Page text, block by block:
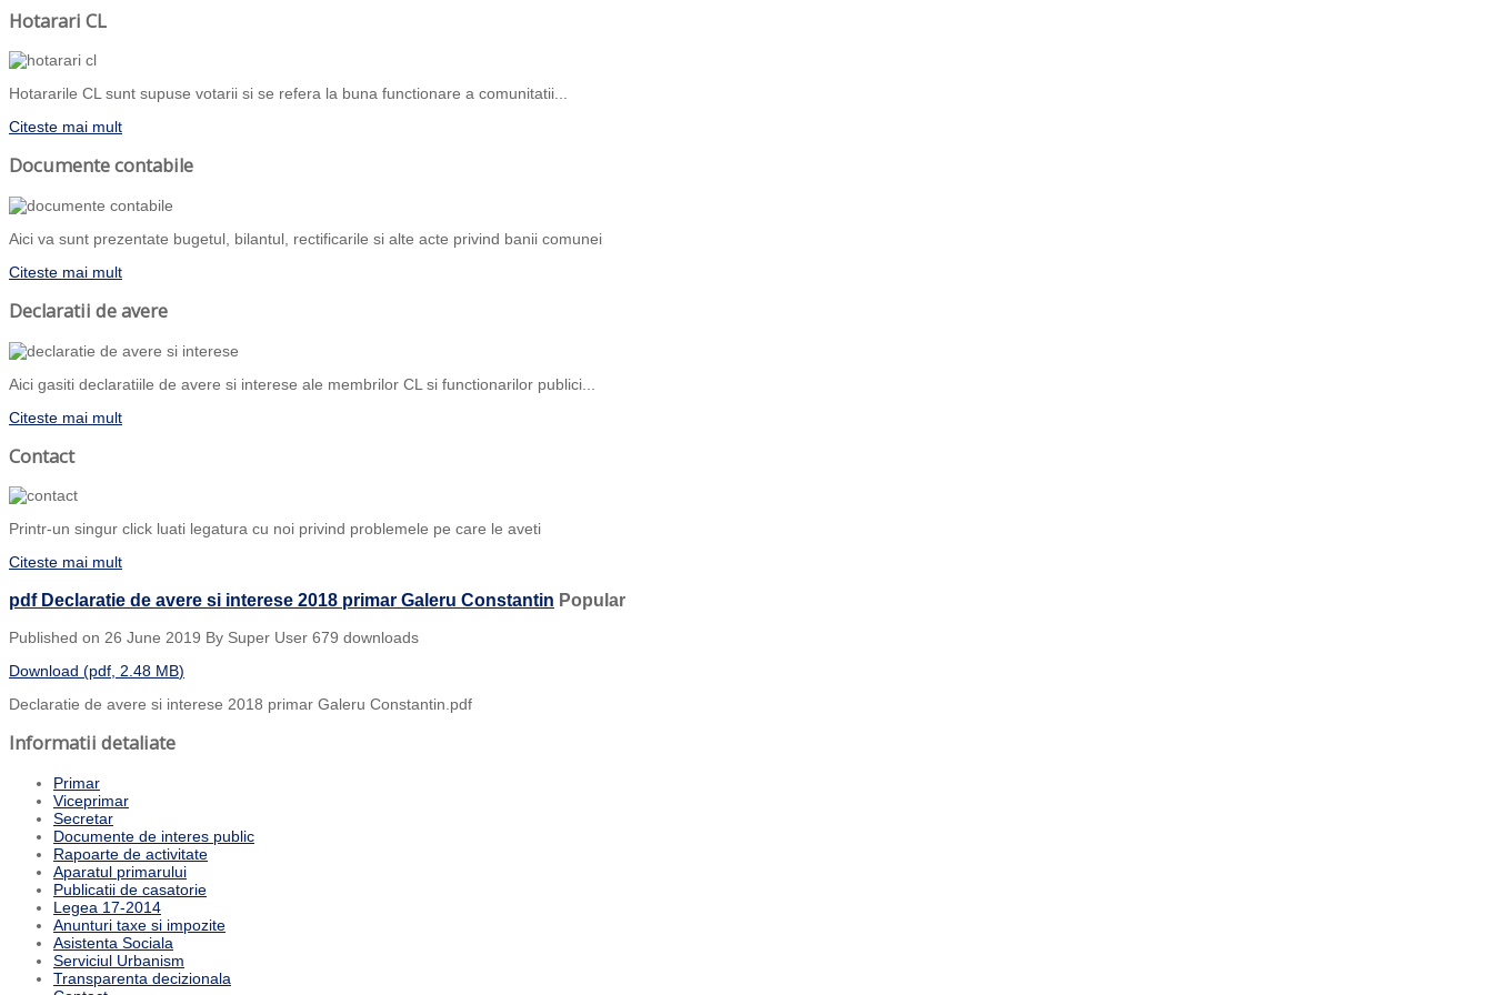
Hotarari CL
Hotararile CL sunt supuse votarii si se refera la buna functionare a comunitatii...
Citeste mai mult
Documente contabile
Aici va sunt prezentate bugetul, bilantul, rectificarile si alte acte privind banii comunei
Citeste mai mult
Declaratii de avere
Aici gasiti declaratiile de avere si interese ale membrilor CL si functionarilor publici...
Citeste mai mult
Contact
Printr-un singur click luati legatura cu noi privind problemele pe care le aveti
Citeste mai mult
pdf Declaratie de avere si interese 2018 primar Galeru Constantin Popular
Published on 26 June 2019 By Super User 679 downloads
Download (pdf, 2.48 MB)
Declaratie de avere si interese 2018 primar Galeru Constantin.pdf
Informatii detaliate
Primar
Viceprimar
Secretar
Documente de interes public
Rapoarte de activitate
Aparatul primarului
Publicatii de casatorie
Legea 17-2014
Anunturi taxe si impozite
Asistenta Sociala
Serviciul Urbanism
Transparenta decizionala